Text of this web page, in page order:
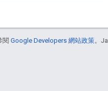
閱 Google Developers 網站政策。